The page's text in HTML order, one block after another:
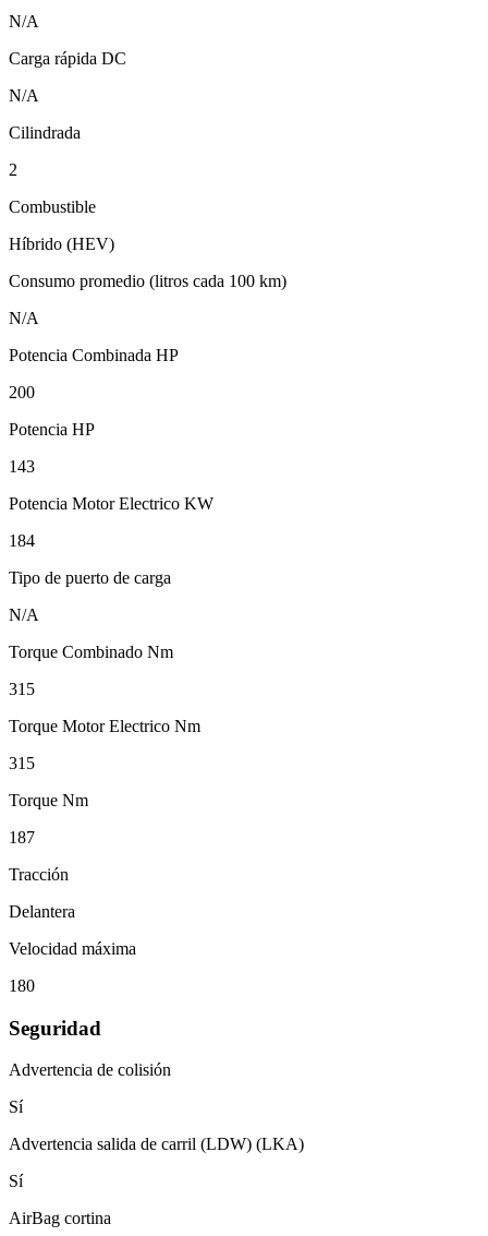
N/A
Carga rápida DC
N/A
Cilindrada
2
Combustible
Híbrido (HEV)
Consumo promedio (litros cada 100 km)
N/A
Potencia Combinada HP
200
Potencia HP
143
Potencia Motor Electrico KW
184
Tipo de puerto de carga
N/A
Torque Combinado Nm
315
Torque Motor Electrico Nm
315
Torque Nm
187
Tracción
Delantera
Velocidad máxima
180
Seguridad
Advertencia de colisión
Sí
Advertencia salida de carril (LDW) (LKA)
Sí
AirBag cortina